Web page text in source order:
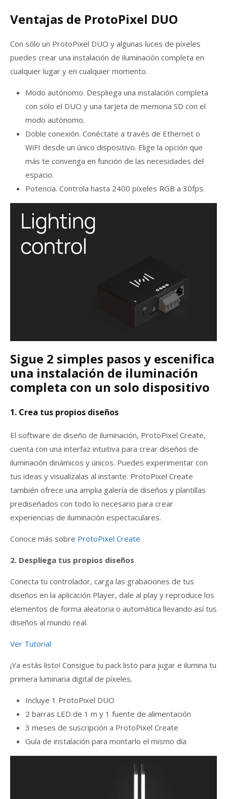
Ventajas de ProtoPixel DUO
Con sólo un ProtoPixel DUO y algunas luces de píxeles
puedes crear una instalación de iluminación completa en
cualquier lugar y en cualquier momento.
Modo autónomo. Despliega una instalación completa
con sólo el DUO y una tarjeta de memoria SD con el
modo autónomo.
Doble conexión. Conéctate a través de Ethernet o
WiFI desde un único dispositivo. Elige la opción que
más te convenga en función de las necesidades del
espacio.
Potencia. Controla hasta 2400 píxeles RGB a 30fps.
Sigue 2 simples pasos y escenifica
una instalación de iluminación
completa con un solo dispositivo
1. Crea tus propios diseños
El software de diseño de iluminación, ProtoPixel Create,
cuenta con una interfaz intuitiva para crear diseños de
iluminación dinámicos y únicos. Puedes experimentar con
tus ideas y visualízalas al instante. ProtoPixel Create
también ofrece una amplia galería de diseños y plantillas
prediseñados con todo lo necesario para crear
experiencias de iluminación espectaculares.
Conoce más sobre ProtoPixel Create
2. Despliega tus propios diseños
Conecta tu controlador, carga las grabaciones de tus
diseños en la aplicación Player, dale al play y reproduce los
elementos de forma aleatoria o automática llevando así tus
diseños al mundo real.
Ver Tutorial
¡Ya estás listo! Consigue tu pack listo para jugar e ilumina tu
primera luminaria digital de píxeles.
Incluye 1 ProtoPixel DUO
2 barras LED de 1 m y 1 fuente de alimentación
3 meses de suscripción a ProtoPixel Create
Guía de instalación para montarlo el mismo día